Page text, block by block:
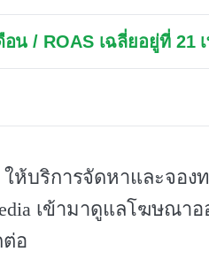
น / ROAS เฉลี่ยอยู่ที่ 21
ห้บริการจัดหาและจอง
เข้ามาดูแลโฆษณา
อ